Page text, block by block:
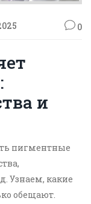
0
и
пигментные
Узнаем, какие
обещают.